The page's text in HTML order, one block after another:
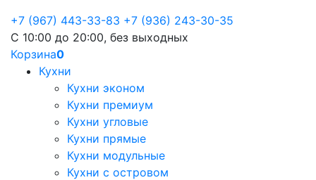
+7 (967) 443-33-83 +7 (936) 243-30-35
С 10:00 до 20:00, без выходных
Корзина0
Кухни
Кухни эконом
Кухни премиум
Кухни угловые
Кухни прямые
Кухни модульные
Кухни с островом